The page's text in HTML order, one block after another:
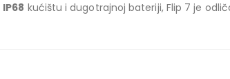
IP68 kućištu i dugotrajnoj bateriji, Flip 7 je